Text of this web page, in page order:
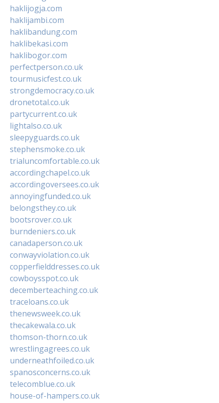
haklijogja.com
haklijambi.com
haklibandung.com
haklibekasi.com
haklibogor.com
perfectperson.co.uk
tourmusicfest.co.uk
strongdemocracy.co.uk
dronetotal.co.uk
partycurrent.co.uk
lightalso.co.uk
sleepyguards.co.uk
stephensmoke.co.uk
trialuncomfortable.co.uk
accordingchapel.co.uk
accordingoversees.co.uk
annoyingfunded.co.uk
belongsthey.co.uk
bootsrover.co.uk
burndeniers.co.uk
canadaperson.co.uk
conwayviolation.co.uk
copperfielddresses.co.uk
cowboysspot.co.uk
decemberteaching.co.uk
traceloans.co.uk
thenewsweek.co.uk
thecakewala.co.uk
thomson-thorn.co.uk
wrestlingagrees.co.uk
underneathfoiled.co.uk
spanosconcerns.co.uk
telecomblue.co.uk
house-of-hampers.co.uk